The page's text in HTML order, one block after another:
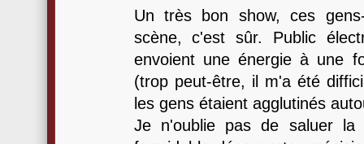
Un très bon show, ces
scène, c'est sûr. Public
envoient une énergie à une
(trop peut-être, il m'a été
les gens étaient agglutinés
Je n'oublie pas de saluer la